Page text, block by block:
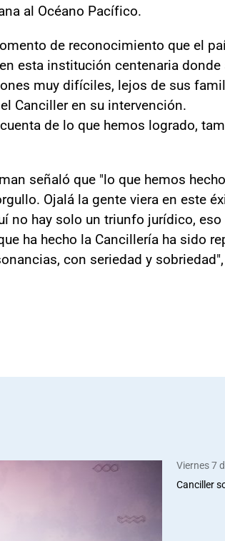
al Océano Pacífico.
de reconocimiento que el
esta institución centenaria
muy difíciles, lejos de sus
Canciller en su intervención.
de lo que hemos logrado,
señaló que "lo que hemos
Ojalá la gente viera en este
no hay solo un triunfo jurídico,
ha hecho la Cancillería ha sido
con seriedad y
Viernes 7
Canciller